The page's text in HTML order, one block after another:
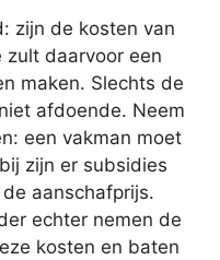
zijn de kosten van
zult daarvoor een
maken. Slechts de
afdoende. Neem
een vakman moet
zijn er subsidies
aanschafprijs.
echter nemen de
kosten en baten